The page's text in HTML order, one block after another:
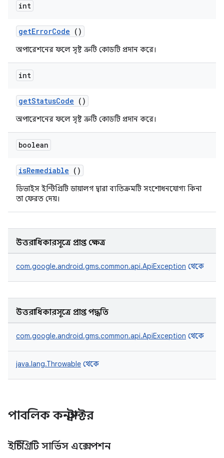
int
getErrorCode ()
অপারেশনের ফলে সৃষ্ট ত্রুটি কোডটি প্রদান করে।
int
getStatusCode ()
অপারেশনের ফলে সৃষ্ট ত্রুটি কোডটি প্রদান করে।
boolean
isRemediable ()
ডিভাইস ইন্টিগ্রিটি ডায়ালগ দ্বারা ব্যতিক্রমটি সংশোধনযোগ্য কিনা
তা ফেরত দেয়।
উত্তরাধিকারসূত্রে প্রাপ্ত ক্ষেত্র
com.google.android.gms.common.api.ApiException থেকে
উত্তরাধিকারসূত্রে প্রাপ্ত পদ্ধতি
com.google.android.gms.common.api.ApiException থেকে
java.lang.Throwable থেকে
পাবলিক কনস্ট্রাক্টর
ইন্টিগ্রিটি সার্ভিস এক্সেপশন